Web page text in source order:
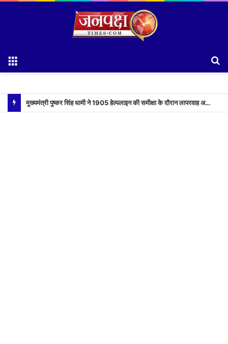
मुख्यमंत्री पुष्कर सिंह धामी ने 1905 हेल्पलाइन की समीक्षा के दौरान लापरवाह अधिकारियों को लगाई फटकार